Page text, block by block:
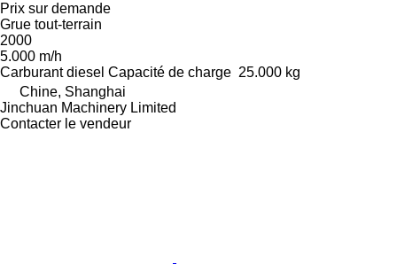
Prix sur demande
Grue tout-terrain
2000
5.000 m/h
Carburant diesel Capacité de charge 25.000 kg
Chine, Shanghai
Jinchuan Machinery Limited
Contacter le vendeur